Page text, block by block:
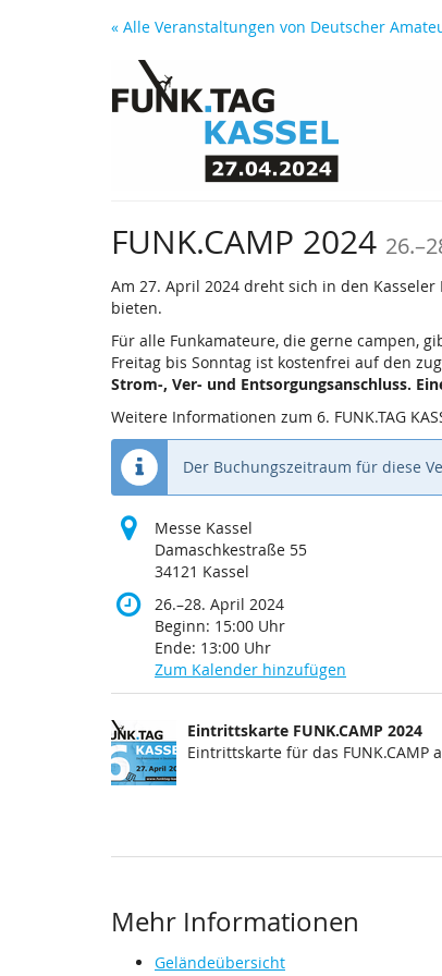
« Alle Veranstaltungen von Deutscher
FUNK.CAMP 2024 26.–
Am 27. April 2024 dreht sich in den
bieten.
Für alle Funkamateure, die gerne campen,
Freitag bis Sonntag ist kostenfrei auf den
Strom-, Ver- und Entsorgungsanschluss.
Weitere Informationen zum 6. FUNK.TAG
Der Buchungszeitraum für diese
Messe Kassel
Damaschkestraße 55
34121 Kassel
26.–bis
28. April 2024
Beginn: 15:00 Uhr
Ende: 13:00 Uhr
Zum Kalender hinzufügen
Produkte
Unkategorisierte
Produkte
Eintrittskarte FUNK.CAMP 2024
Eintrittskarte für das FUNK.CAMP
Mehr Informationen
Geländeübersicht